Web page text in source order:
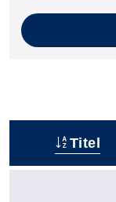
Titel